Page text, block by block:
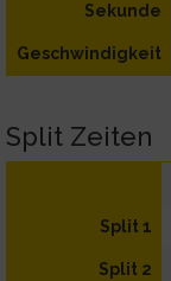
Sekunde
Geschwindigkeit
Split Zeiten
Split 1
Split 2